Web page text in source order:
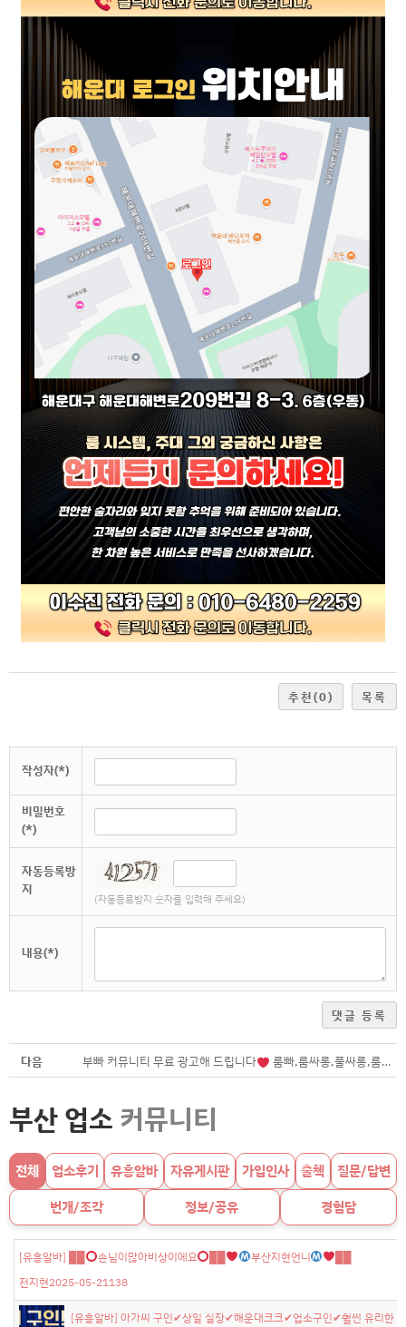
추천(0) 목록
작성자(*)
비밀번호
(*)
자동등록방
지
(자동등록방지 숫자를 입력해 주세요)
내용(*)
댓글 등록
다음 부빠 커뮤니티 무료 광고해 드립니다 룸빠,룸싸롱,풀싸롱,룸살롱,텐프로, 1%, bar 위스키바, 노래, 유흥주점 부산 해운대 연산동 서면
부산 업소 커뮤니티
전체 업소후기 유흥알바 자유게시판 가입인사 출첵
질문/답변
번개/조각
정보/공유 경험담
[유흥알바] 손님이많아비상이에요 부산지현언니
전지현2025-05-21138
[유흥알바] 아가씨 구인✔상일 실장✔해운대크크✔업소구인✔훨씬 유리한